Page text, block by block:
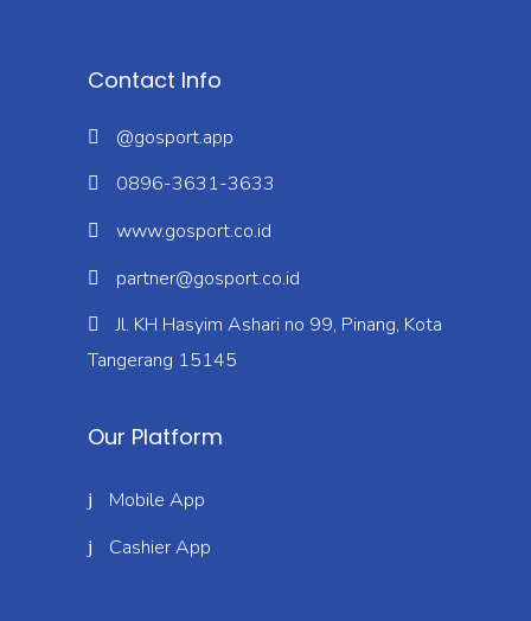
Contact Info
@gosport.app
0896-3631-3633
www.gosport.co.id
partner@gosport.co.id
Jl. KH Hasyim Ashari no 99, Pinang, Kota
Tangerang 15145
Our Platform
Mobile App
Cashier App